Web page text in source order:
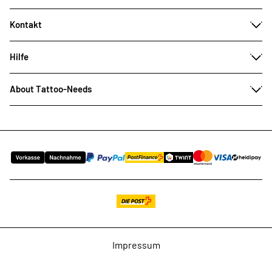
Kontakt
Hilfe
About Tattoo-Needs
Impressum